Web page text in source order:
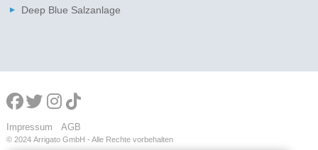
Deep Blue Salzanlage
Impressum AGB
© 2024 Arrigato GmbH - Alle Rechte vorbehalten